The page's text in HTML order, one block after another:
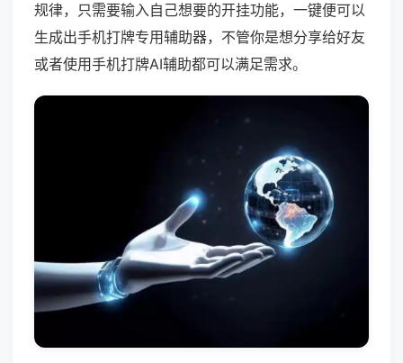
规律，只需要输入自己想要的开挂功能，一键便可以
生成出手机打牌专用辅助器，不管你是想分享给好友
或者使用手机打牌AI辅助都可以满足需求。